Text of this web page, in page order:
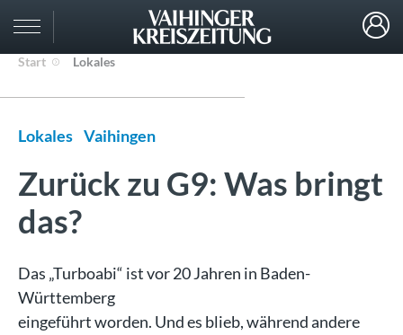
Start Lokales
Lokales Vaihingen
Zurück zu G9: Was bringt
das?
Das „Turboabi“ ist vor 20 Jahren in Baden-
Württemberg
eingeführt worden. Und es blieb, während andere